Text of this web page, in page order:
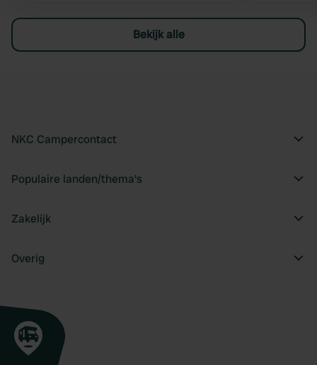
Bekijk alle
NKC Campercontact
Populaire landen/thema's
Zakelijk
Overig